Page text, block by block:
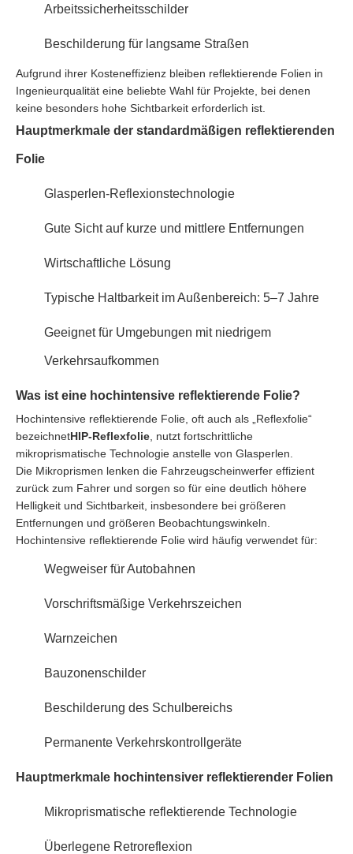
Arbeitssicherheitsschilder
Beschilderung für langsame Straßen
Aufgrund ihrer Kosteneffizienz bleiben reflektierende Folien in
Ingenieurqualität eine beliebte Wahl für Projekte, bei denen
keine besonders hohe Sichtbarkeit erforderlich ist.
Hauptmerkmale der standardmäßigen reflektierenden
Folie
Glasperlen-Reflexionstechnologie
Gute Sicht auf kurze und mittlere Entfernungen
Wirtschaftliche Lösung
Typische Haltbarkeit im Außenbereich: 5–7 Jahre
Geeignet für Umgebungen mit niedrigem
Verkehrsaufkommen
Was ist eine hochintensive reflektierende Folie?
Hochintensive reflektierende Folie, oft auch als „Reflexfolie“
bezeichnetHIP-Reflexfolie , nutzt fortschrittliche
mikroprismatische Technologie anstelle von Glasperlen.
Die Mikroprismen lenken die Fahrzeugscheinwerfer effizient
zurück zum Fahrer und sorgen so für eine deutlich höhere
Helligkeit und Sichtbarkeit, insbesondere bei größeren
Entfernungen und größeren Beobachtungswinkeln.
Hochintensive reflektierende Folie wird häufig verwendet für:
Wegweiser für Autobahnen
Vorschriftsmäßige Verkehrszeichen
Warnzeichen
Bauzonenschilder
Beschilderung des Schulbereichs
Permanente Verkehrskontrollgeräte
Hauptmerkmale hochintensiver reflektierender Folien
Mikroprismatische reflektierende Technologie
Überlegene Retroreflexion